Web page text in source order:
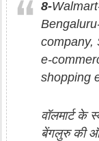
8-
company,
e-
shopping
वॉलमार्ट के
बेंगलुरु की